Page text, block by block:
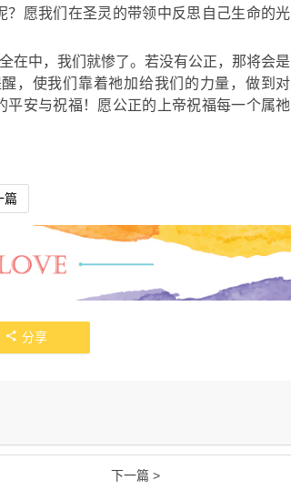
愿我们在圣灵的带领中反思自己生命的光
在中，我们就惨了。若没有公正，那将会是
，使我们靠着祂加给我们的力量，做到对
安与祝福！愿公正的上帝祝福每一个属祂
篇
分享
下一篇 >